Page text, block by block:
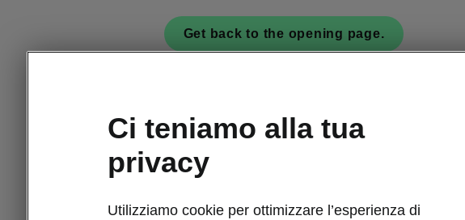
Get back to the opening page.
Ci teniamo alla tua
privacy
Utilizziamo cookie per ottimizzare l’esperienza di